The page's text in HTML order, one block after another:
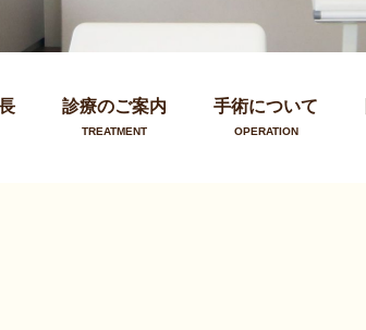
診療のご案内
TREATMENT
手術について
OPERATION